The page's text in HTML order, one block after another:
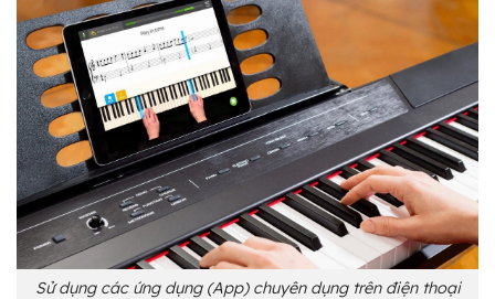
Sử dụng các ứng dụng (App) chuyên dụng trên điện thoại